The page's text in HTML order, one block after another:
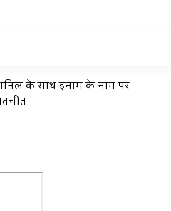
के साथ इनाम के नाम पर